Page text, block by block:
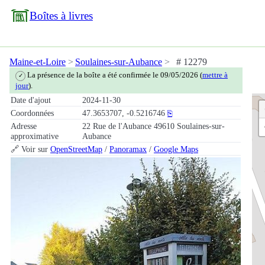
Boîtes à livres
Maine-et-Loire Soulaines-sur-Aubance # 12279
✓ La présence de la boîte a été confirmée le 09/05/2026 (mettre à
jour).
Date d'ajout
2024-11-30
Coordonnées
47.3653707, -0.5216746 ⎘
Adresse
approximative
22 Rue de l'Aubance 49610 Soulaines-sur-
Aubance
🔗 Voir sur OpenStreetMap / Panoramax / Google Maps